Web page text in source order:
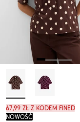
67,99 zł z kodem FINED
nowość